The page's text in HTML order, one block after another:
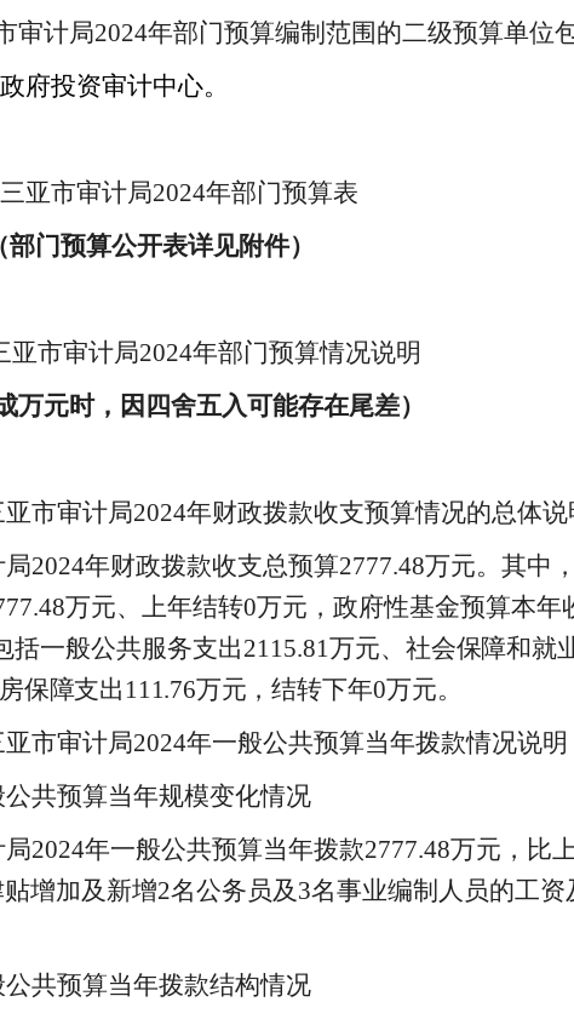
审计局2024年部门预算编制范围的二级预算单位
府投资审计中心。
三亚市审计局2024年部门预算表
（部门预算公开表详见附件）
亚市审计局2024年部门预算情况说明
万元时，因四舍五入可能存在尾差）
亚市审计局2024年财政拨款收支预算情况的总体说
2024年财政拨款收支总预算2777.48万元。其中
.48万元、上年结转0万元，政府性基金预算本年
括一般公共服务支出2115.81万元、 社会保障和就
保障支出 111.76万元，结转下年0万元。
亚市审计局2024年一般公共预算当年拨款情况说明
公共预算当年规模变化情况
2024年一般公共预算当年拨款2777.48万元，比
增加及新增2名公务员及 3名事业编制人员的工
公共预算当年拨款结构情况